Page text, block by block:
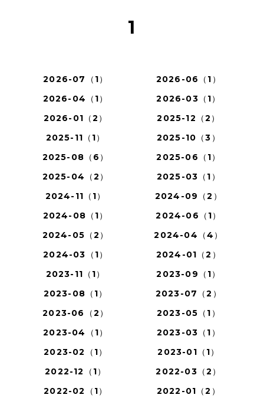
1
2026-07（1）
2026-06（1）
2026-04（1）
2026-03（1）
2026-01（2）
2025-12（2）
2025-11（1）
2025-10（3）
2025-08（6）
2025-06（1）
2025-04（2）
2025-03（1）
2024-11（1）
2024-09（2）
2024-08（1）
2024-06（1）
2024-05（2）
2024-04（4）
2024-03（1）
2024-01（2）
2023-11（1）
2023-09（1）
2023-08（1）
2023-07（2）
2023-06（2）
2023-05（1）
2023-04（1）
2023-03（1）
2023-02（1）
2023-01（1）
2022-12（1）
2022-03（2）
2022-02（1）
2022-01（2）